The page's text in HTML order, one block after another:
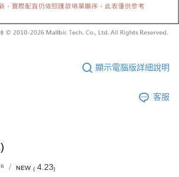
有限公司提供之「AFTEE先享後付」服務完成之交
限公司。
宜，請瀏覽以下網址：
若未經同意申辦者引起之損失，本公司不負相關責
額度；若仍有額度不足之情形，本公司將視審查結果
含以上)免運費
查看運費
顯示電腦版詳細說明
客服
ɴᴇᴡ ₍ 4.23₎